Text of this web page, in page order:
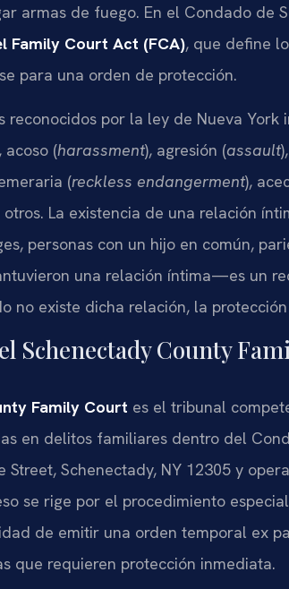
armas de fuego. En el Condado de
Family Court Act (FCA), que define
para una orden de protección.
reconocidos por la ley de Nueva
acoso (harassment), agresión (assault
(reckless endangerment),
otros. La existencia de una relación
personas con un hijo en común,
una relación íntima—es un
no existe dicha relación, la
Schenectady County
Family Court es el tribunal
en delitos familiares dentro del
Street, Schenectady, NY 12305 y
se rige por el procedimiento
de emitir una orden temporal ex
que requieren protección inmediata.